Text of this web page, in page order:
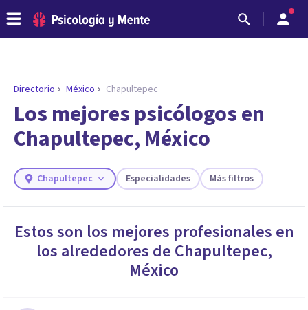
ENCONTRAR MI TERAPEUTA
¿Necesitas ayuda para encontrar el
psicólogo adecuado?
Responde a unas breves preguntas y te ofreceremos
necesidades.
Directorio México Chapultepec
Los mejores psicólogos en
Chapultepec, México
Chapultepec Especialidades Más filtros
Estos son los mejores profesionales en
los alrededores de Chapultepec,
México